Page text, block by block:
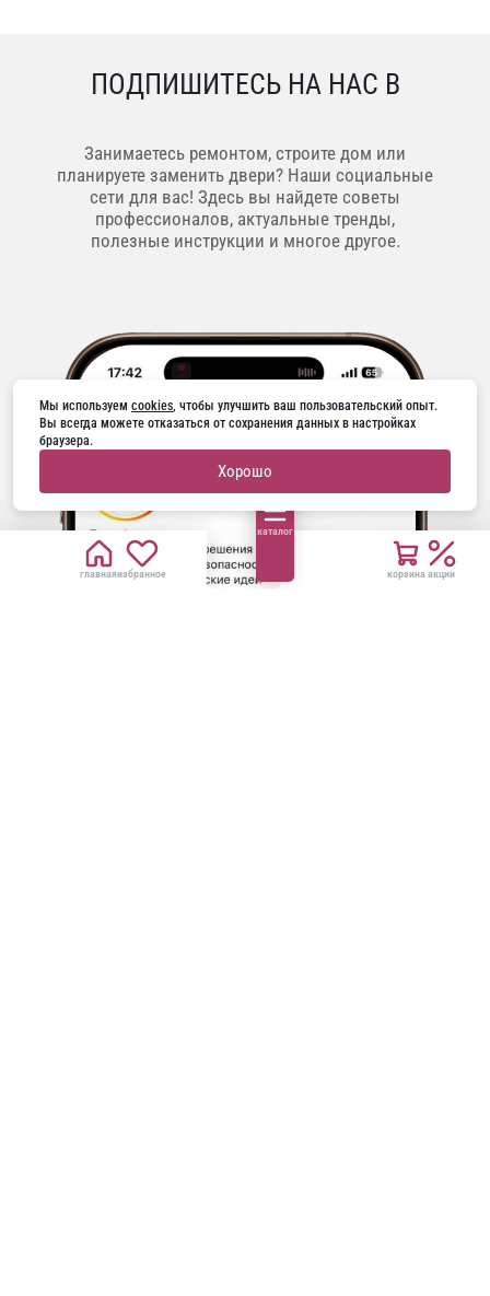
главнаяизбранное
каталог
корзина акции
ПОДПИШИТЕСЬ НА НАС В
Занимаетесь ремонтом, строите дом или
планируете заменить двери? Наши социальные
сети для вас! Здесь вы найдете советы
профессионалов, актуальные тренды,
полезные инструкции и многое другое.
Мы используем cookies, чтобы улучшить ваш пользовательский опыт.
Вы всегда можете отказаться от сохранения данных в настройках
браузера.
Хорошо